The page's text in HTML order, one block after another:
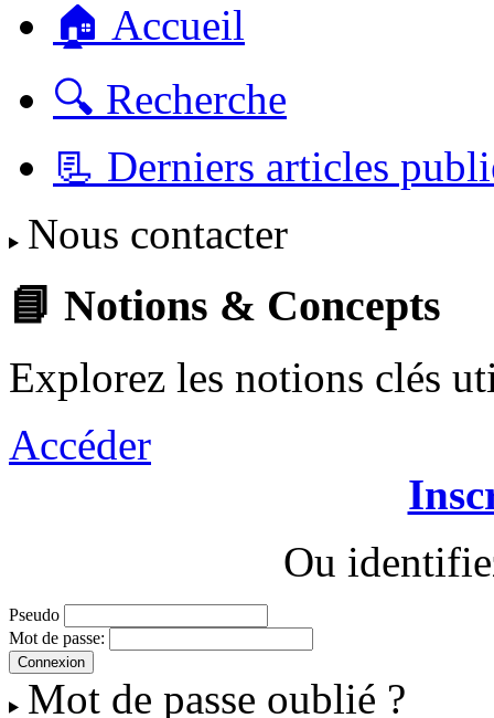
🏠 Accueil
🔍 Recherche
📃 Derniers articles
Nous contacter
📘 Notions & Concepts
Explorez les notions clés
Accéder
Ou
Pseudo
Mot de passe:
Mot de passe oublié ?